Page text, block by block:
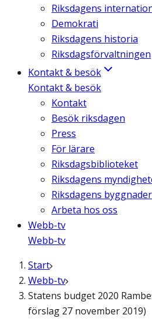
Riksdagens
Demokrati
Riksdagens historia
Riksdagsförvaltningen
Kontakt & besök
Kontakt & besök
Kontakt
Besök riksdagen
Press
För lärare
Riksdagsbiblioteket
Riksdagens
Riksdagens
Arbeta hos oss
Webb-tv
Webb-tv
Start
Webb-tv
Statens budget 2020
förslag 27 november 2019)